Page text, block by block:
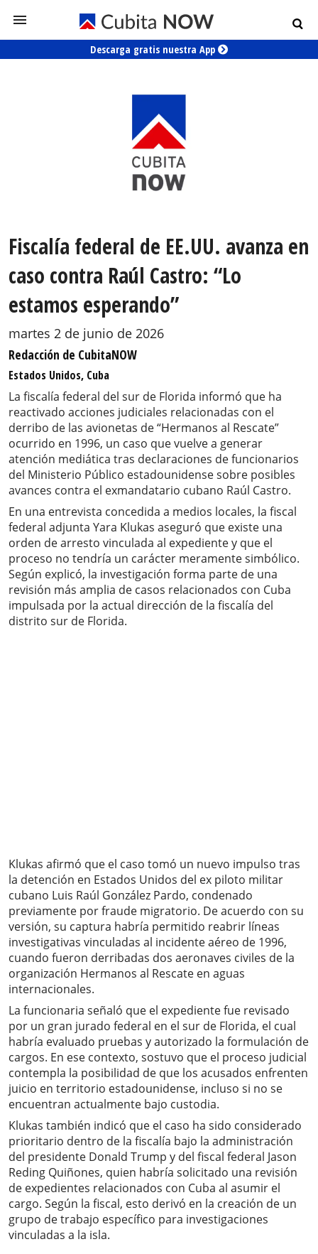
Descarga gratis nuestra App
Fiscalía federal de EE.UU. avanza en
caso contra Raúl Castro: “Lo
estamos esperando”
martes 2 de junio de 2026
Redacción de CubitaNOW
Estados Unidos, Cuba
La fiscalía federal del sur de Florida informó que ha
reactivado acciones judiciales relacionadas con el
derribo de las avionetas de “Hermanos al Rescate”
ocurrido en 1996, un caso que vuelve a generar
atención mediática tras declaraciones de funcionarios
del Ministerio Público estadounidense sobre posibles
avances contra el exmandatario cubano Raúl Castro.
En una entrevista concedida a medios locales, la fiscal
federal adjunta Yara Klukas aseguró que existe una
orden de arresto vinculada al expediente y que el
proceso no tendría un carácter meramente simbólico.
Según explicó, la investigación forma parte de una
revisión más amplia de casos relacionados con Cuba
impulsada por la actual dirección de la fiscalía del
distrito sur de Florida.
Klukas afirmó que el caso tomó un nuevo impulso tras
la detención en Estados Unidos del ex piloto militar
cubano Luis Raúl González Pardo, condenado
previamente por fraude migratorio. De acuerdo con su
versión, su captura habría permitido reabrir líneas
investigativas vinculadas al incidente aéreo de 1996,
cuando fueron derribadas dos aeronaves civiles de la
organización Hermanos al Rescate en aguas
internacionales.
La funcionaria señaló que el expediente fue revisado
por un gran jurado federal en el sur de Florida, el cual
habría evaluado pruebas y autorizado la formulación de
cargos. En ese contexto, sostuvo que el proceso judicial
contempla la posibilidad de que los acusados enfrenten
juicio en territorio estadounidense, incluso si no se
encuentran actualmente bajo custodia.
Klukas también indicó que el caso ha sido considerado
prioritario dentro de la fiscalía bajo la administración
del presidente Donald Trump y del fiscal federal Jason
Reding Quiñones, quien habría solicitado una revisión
de expedientes relacionados con Cuba al asumir el
cargo. Según la fiscal, esto derivó en la creación de un
grupo de trabajo específico para investigaciones
vinculadas a la isla.